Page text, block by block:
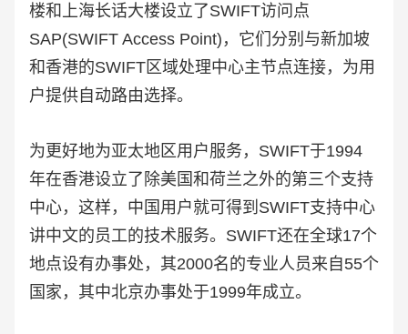
楼和上海长话大楼设立了SWIFT访问点
SAP(SWIFT Access Point)，它们分别与新加坡
和香港的SWIFT区域处理中心主节点连接，为用
户提供自动路由选择。
为更好地为亚太地区用户服务，SWIFT于1994
年在香港设立了除美国和荷兰之外的第三个支持
中心，这样，中国用户就可得到SWIFT支持中心
讲中文的员工的技术服务。SWIFT还在全球17个
地点设有办事处，其2000名的专业人员来自55个
国家，其中北京办事处于1999年成立。